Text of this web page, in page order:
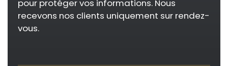
pour protéger vos informations. Nous
recevons nos clients uniquement sur rendez-
vous.